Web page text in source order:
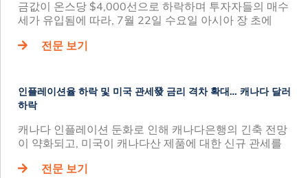
금값이 온스당 $4,000선으로 하락하며 투자자들의 매수
세가 유입됨에 따라, 7월 22일 수요일 아시아 장 초에
전문 보기
인플레이션율 하락 및 미국 관세發 금리 격차 확대… 캐나다 달러
하락
캐나다 인플레이션 둔화로 인해 캐나다은행의 긴축 전망
이 약화되고, 미국이 캐나다산 제품에 대한 신규 관세를
전문 보기